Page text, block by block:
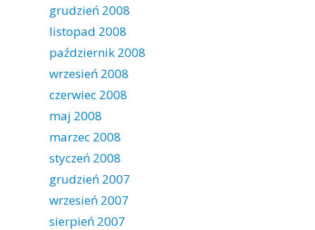
grudzień 2008
listopad 2008
październik 2008
wrzesień 2008
czerwiec 2008
maj 2008
marzec 2008
styczeń 2008
grudzień 2007
wrzesień 2007
sierpień 2007